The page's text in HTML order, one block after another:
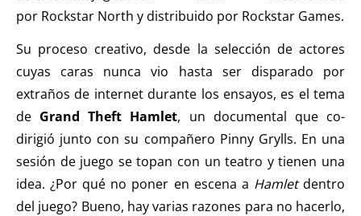
por Rockstar North y distribuido por Rockstar Games.
Su proceso creativo, desde la selección de actores
cuyas caras nunca vio hasta ser disparado por
extraños de internet durante los ensayos, es el tema
de Grand Theft Hamlet, un documental que co-
dirigió junto con su compañero Pinny Grylls. En una
sesión de juego se topan con un teatro y tienen una
idea. ¿Por qué no poner en escena a Hamletdentro
del juego? Bueno, hay varias razones para no hacerlo,